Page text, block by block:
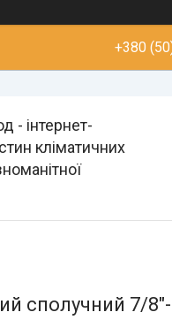
+380
- інтернет-
кліматичних
сполучний 7/8"-